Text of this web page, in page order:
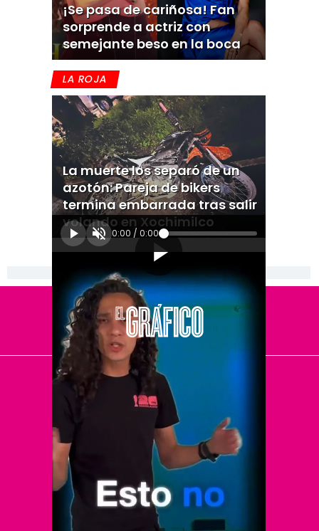
¡Se pasa de cariñosa! Fan
sorprende a actriz con
semejante beso en la boca
LA ROJA
La muerte los separó de un
azotón: Pareja de bikers
termina embarrada tras salir
volando en Xochimilco
0:00 / 0:00
[Publicidad]
El Universal
Vive USA
Clase
De 10 sports
DeDinero